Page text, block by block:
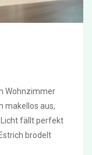
Wohnzimmer
makellos aus,
Licht fällt perfekt
brodelt